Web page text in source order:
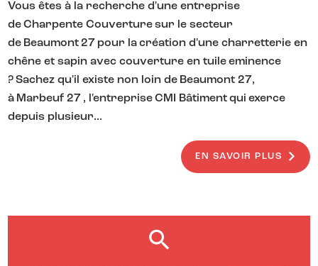
Vous êtes à la recherche d'une entreprise
de Charpente Couverture sur le secteur
de Beaumont 27 pour la création d'une charretterie en
chêne et sapin avec couverture en tuile eminence
? Sachez qu'il existe non loin de Beaumont 27,
à Marbeuf 27 , l'entreprise CMI Bâtiment qui exerce
depuis plusieur...
EN SAVOIR PLUS